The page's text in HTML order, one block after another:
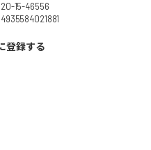
20-15-46556
4935584021881
登録する